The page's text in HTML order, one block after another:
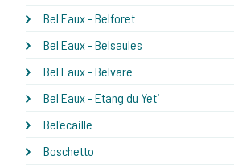
Bel Eaux - Belforet
Bel Eaux - Belsaules
Bel Eaux - Belvare
Bel Eaux - Etang du Yeti
Bel'ecaille
Boschetto